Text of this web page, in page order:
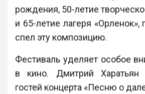
рождения, 50-летие
и 65-летие лагеря
спел эту композицию.
Фестиваль уделяет особое
в кино. Дмитрий Харатьян
гостей концерта «Песню о